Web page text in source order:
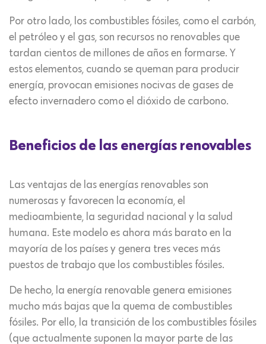
Por otro lado, los combustibles fósiles, como el carbón,
el petróleo y el gas, son recursos no renovables que
tardan cientos de millones de años en formarse. Y
estos elementos, cuando se queman para producir
energía, provocan emisiones nocivas de gases de
efecto invernadero como el dióxido de carbono.
Beneficios de las energías renovables
Las ventajas de las energías renovables son
numerosas y favorecen la economía, el
medioambiente, la seguridad nacional y la salud
humana. Este modelo es ahora más barato en la
mayoría de los países y genera tres veces más
puestos de trabajo que los combustibles fósiles.
De hecho, la energía renovable genera emisiones
mucho más bajas que la quema de combustibles
fósiles. Por ello, la transición de los combustibles fósiles
(que actualmente suponen la mayor parte de las